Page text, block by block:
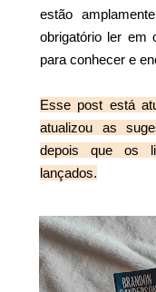
estão
obrigatório ler em
para conhecer e
Esse post está
atualizou as
depois que os
lançados.